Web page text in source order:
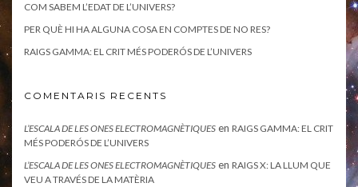
COM SABEM L’EDAT DE L’UNIVERS?
PER QUÈ HI HA ALGUNA COSA EN COMPTES DE NO RES?
RAIGS GAMMA: EL CRIT MÉS PODERÓS DE L’UNIVERS
COMENTARIS RECENTS
L’ESCALA DE LES ONES ELECTROMAGNÈTIQUES en RAIGS GAMMA: EL CRIT
MÉS PODERÓS DE L’UNIVERS
L’ESCALA DE LES ONES ELECTROMAGNÈTIQUES en RAIGS X: LA LLUM QUE
VEU A TRAVÉS DE LA MATÈRIA